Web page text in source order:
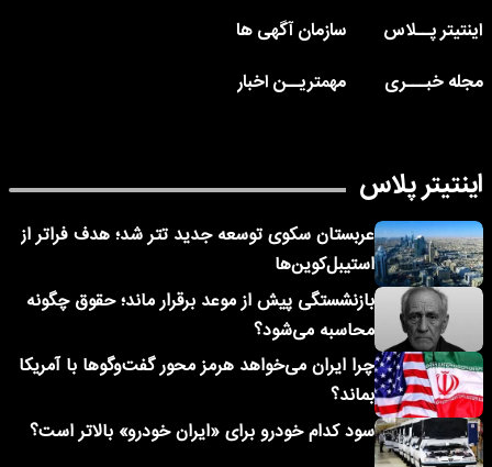
اینتیتر پــلاس
سازمان آگهی ها
مجله خبـــری
مهمتریــن اخبار
اینتیتر پلاس
عربستان سکوی توسعه جدید تتر شد؛ هدف فراتر از
استیبل‌کوین‌ها
بازنشستگی پیش از موعد برقرار ماند؛ حقوق چگونه
محاسبه می‌شود؟
چرا ایران می‌خواهد هرمز محور گفت‌وگوها با آمریکا
بماند؟
سود کدام خودرو برای «ایران خودرو» بالاتر است؟